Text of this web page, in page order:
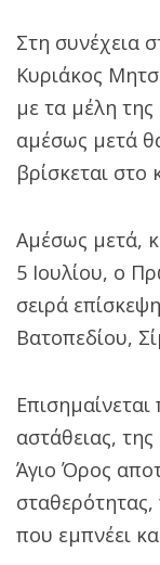
Στη συνέχεια
Κυριάκος
με τα μέλη της
αμέσως μετά
βρίσκεται στο
Αμέσως μετά,
5 Ιουλίου, ο
σειρά
Βατοπεδίου,
αστάθειας,
Άγιο Όρος
σταθερότητας,
που εμπνέει